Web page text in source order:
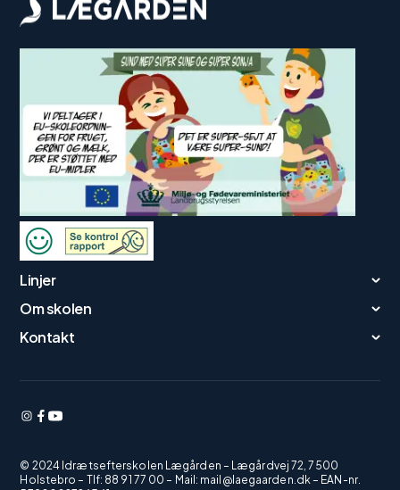
Linjer
Om skolen
Kontakt
© 2024 Idrætsefterskolen Lægården – Lægårdvej 72, 7500
Holstebro – Tlf: 88 91 77 00 – Mail: mail@laegaarden.dk– EAN-nr.